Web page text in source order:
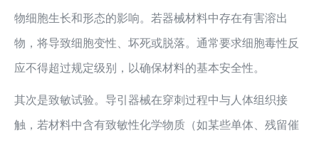
物细胞生长和形态的影响。若器械材料中存在有害溶出
物，将导致细胞变性、坏死或脱落。通常要求细胞毒性反
应不得超过规定级别，以确保材料的基本安全性。
其次是致敏试验。导引器械在穿刺过程中与人体组织接
触，若材料中含有致敏性化学物质（如某些单体、残留催